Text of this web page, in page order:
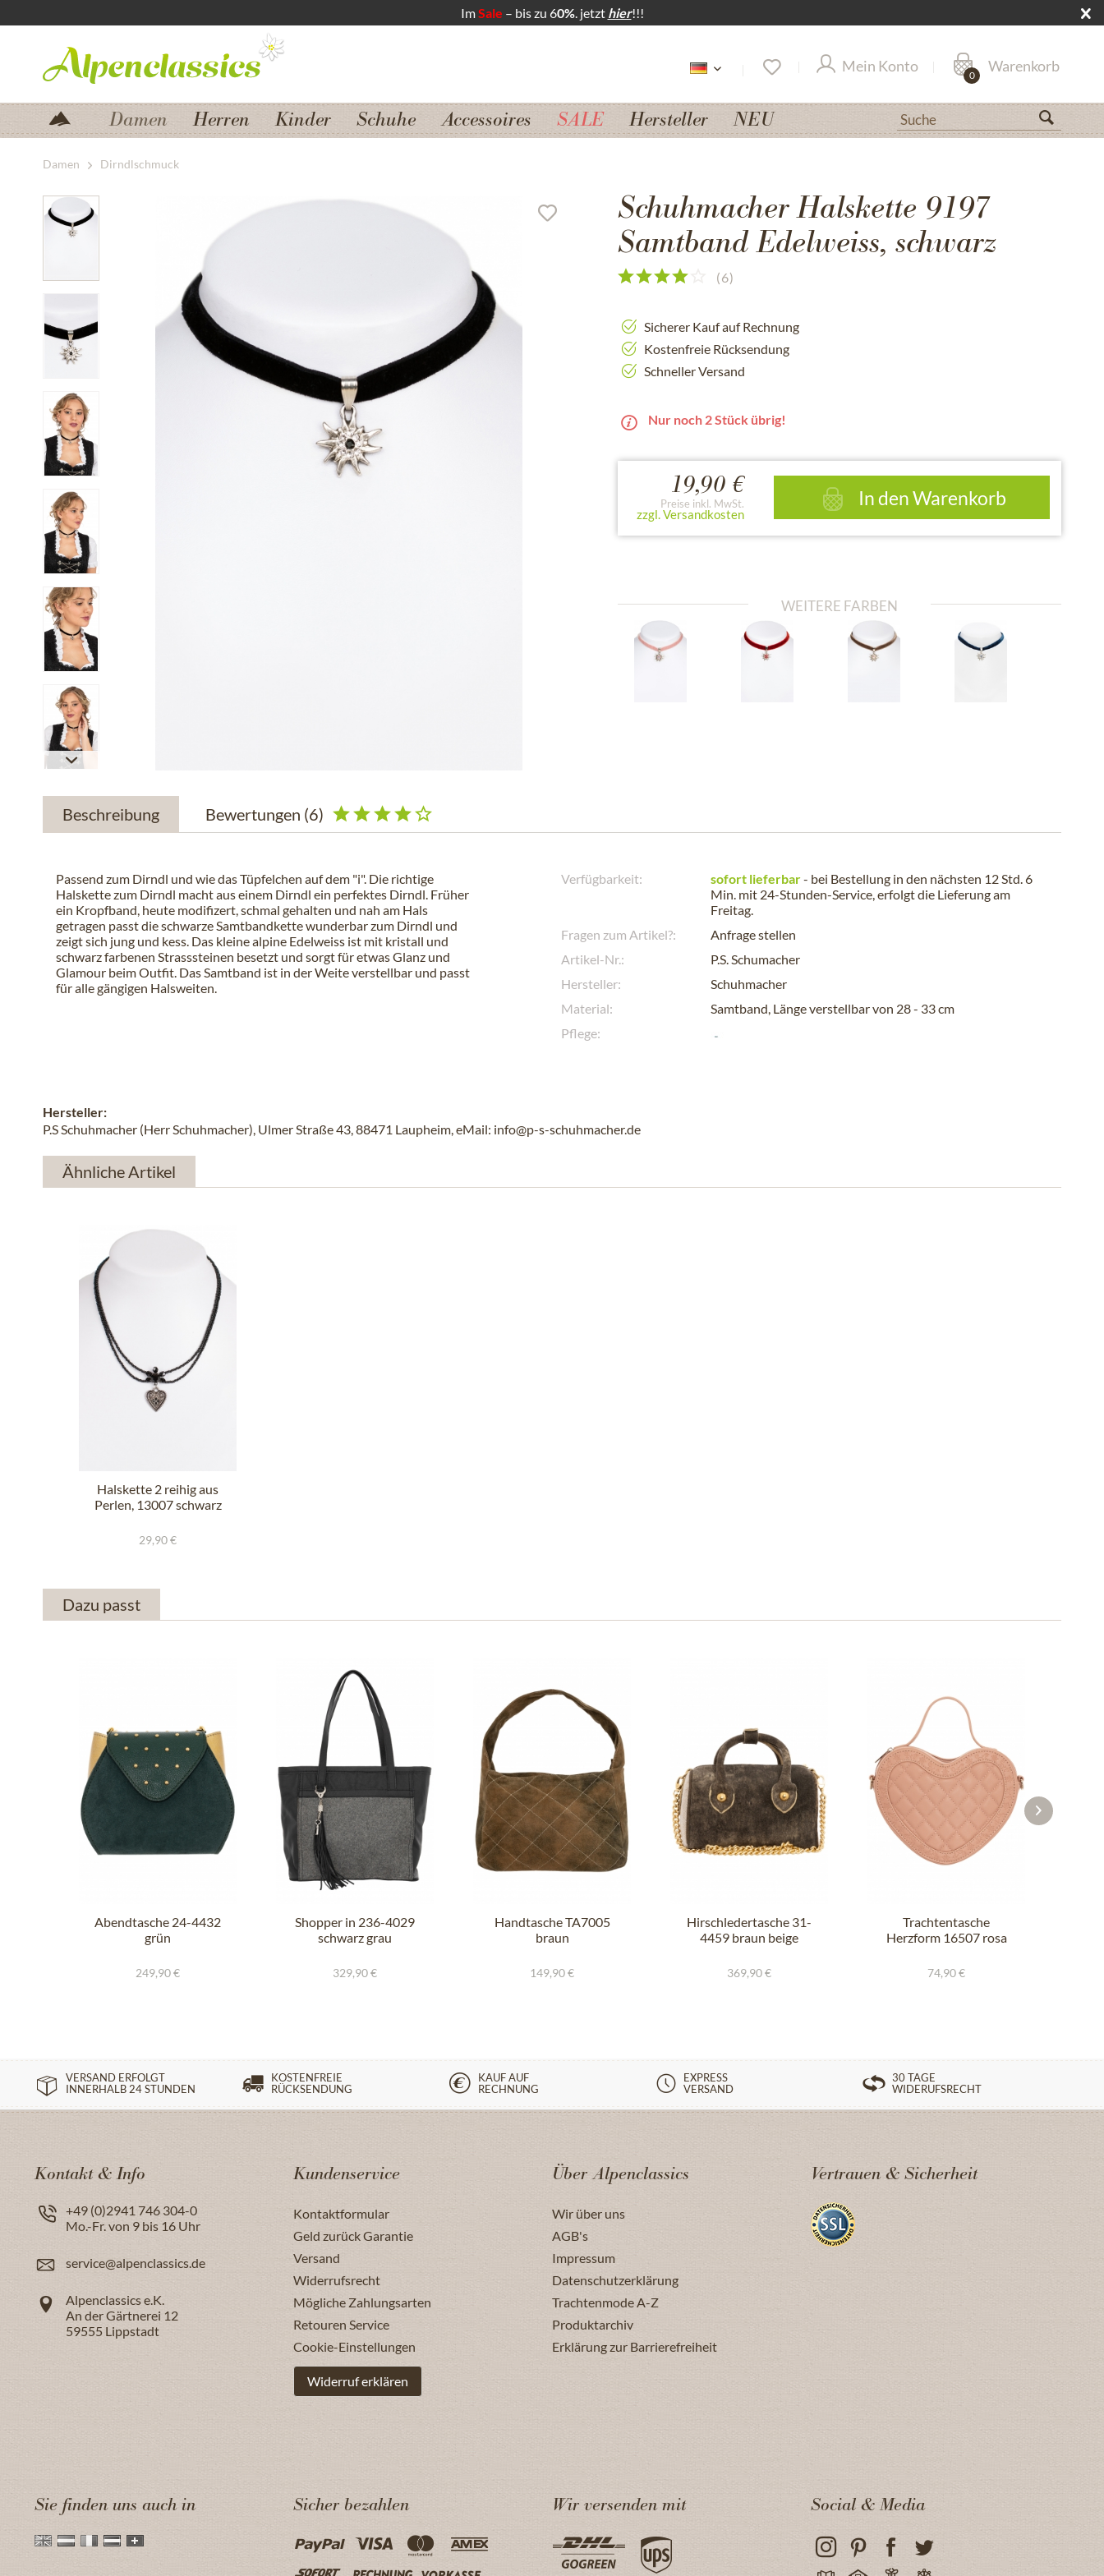
ImSale – bis zu 60%. jetzt hier!!!
Zum Hauptbereich springen
Mein Konto Warenkorb
0
Damen Herren Kinder Schuhe Accessoires SALE Hersteller NEU
Damen Dirndlschmuck
Schuhmacher Halskette 9197
Samtband Edelweiss, schwarz
(6)
Sicherer Kauf auf Rechnung
Kostenfreie Rücksendung
Schneller Versand
Nur noch 2 Stück übrig!
19,90 €
Preise inkl. MwSt.
zzgl. Versandkosten
In denWarenkorb
WEITERE FARBEN
Beschreibung Bewertungen (6)
Passend zum Dirndl und wie das Tüpfelchen auf dem "i". Die richtige
Halskette zum Dirndl macht aus einem Dirndl ein perfektes Dirndl. Früher
ein Kropfband, heute modifizert, schmal gehalten und nah am Hals
getragen passt die schwarze Samtbandkette wunderbar zum Dirndl und
zeigt sich jung und kess. Das kleine alpine Edelweiss ist mit kristall und
schwarz farbenen Strasssteinen besetzt und sorgt für etwas Glanz und
Glamour beim Outfit. Das Samtband ist in der Weite verstellbar und passt
für alle gängigen Halsweiten.
Verfügbarkeit: sofort lieferbar- bei Bestellung in den nächsten 12 Std. 6
Min. mit 24-Stunden-Service, erfolgt die Lieferung am
Freitag.
Fragen zum Artikel?:
Anfrage stellen
Artikel-Nr.:
P.S. Schumacher
Hersteller:
Schuhmacher
Material:
Samtband, Länge verstellbar von 28 - 33 cm
Pflege:
Hersteller:
P.S Schuhmacher (Herr Schuhmacher), Ulmer Straße 43, 88471 Laupheim, eMail: info@p-s-schuhmacher.de
Ähnliche Artikel
Halskette 2 reihig aus
Perlen, 13007 schwarz
29,90 €
Dazu passt
Abendtasche 24-4432
grün
249,90 €
Shopper in 236-4029
schwarz grau
329,90 €
Handtasche TA7005
braun
149,90 €
Hirschledertasche 31-
4459 braun beige
369,90 €
Trachtentasche
Herzform 16507 rosa
74,90 €
VERSAND ERFOLGT
INNERHALB 24 STUNDEN
KOSTENFREIE
RÜCKSENDUNG
KAUF AUF
RECHNUNG
EXPRESS
VERSAND
30 TAGE
WIDERUFSRECHT
Kontakt & Info
+49 (0)2941 746 304-0
Mo.-Fr. von 9 bis 16 Uhr
service@alpenclassics.de
Alpenclassics e.K.
An der Gärtnerei 12
59555 Lippstadt
Kundenservice
Kontaktformular
Geld zurück Garantie
Versand
Widerrufsrecht
Mögliche Zahlungsarten
Retouren Service
Cookie-Einstellungen
Widerruf erklären
Über Alpenclassics
Wir über uns
AGB's
Impressum
Datenschutzerklärung
Trachtenmode A-Z
Produktarchiv
Erklärung zur Barrierefreiheit
Vertrauen & Sicherheit
Sie finden uns auch in Sicher bezahlen Wir versenden mit Social & Media